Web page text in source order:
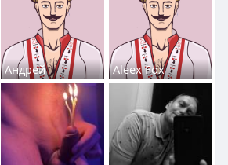
Андрей Aleex Fox